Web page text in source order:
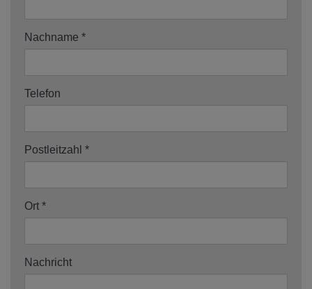
Nachname
Telefon
Postleitzahl
Ort
Nachricht